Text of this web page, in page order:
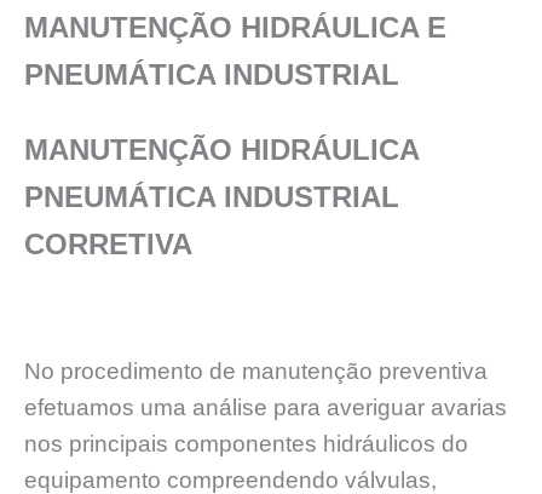
MANUTENÇÃO HIDRÁULICA E
PNEUMÁTICA INDUSTRIAL
MANUTENÇÃO HIDRÁULICA
PNEUMÁTICA INDUSTRIAL
CORRETIVA
No procedimento de manutenção preventiva
efetuamos uma análise para averiguar avarias
nos principais componentes hidráulicos do
equipamento compreendendo válvulas,